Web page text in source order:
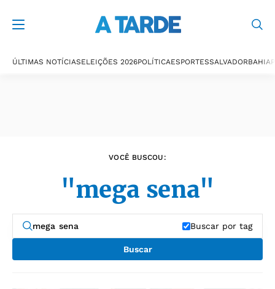
ÚLTIMAS NOTÍCIASELEIÇÕES 2026POLÍTICAESPORTESSALVADORBAHIA
VOCÊ BUSCOU:
"mega sena"
Buscar por tag
Buscar